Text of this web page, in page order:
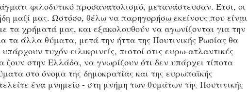
φιλοδυτικό προσανατολισμό, μετανάστευσαν. Έτσι, οι
μαζί μας. Ωστόσο, θέλω να παρηγορήσω εκείνους που είναι
τα χρήματά μας, και εξακολουθούν να αγωνίζονται για την
τα άλλα θύματα, μετά την ήττα της Πουτινικής Ρωσίας θα
τυχόν ειλικρινείς, πιστοί στις ευρω-ατλαντικές
ζουν στην Ελλάδα, να γνωρίζουν ότι δεν υπάρχει τίποτα
στο όνομα της δημοκρατίας και της ευρωπαϊκής
ένα μνημείο - στη μνήμη των θυμάτων της Πουτινικής